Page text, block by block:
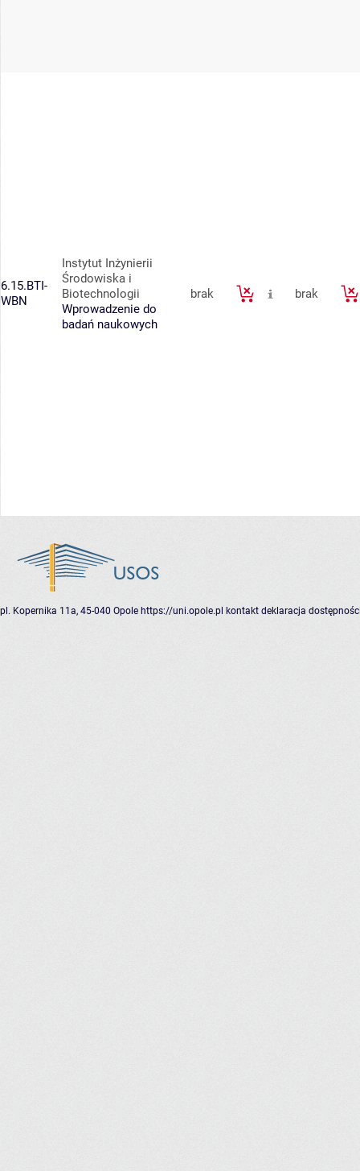
6.15.BTI-
WBN
Instytut Inżynierii
Środowiska i
Biotechnologii
Wprowadzenie do
badań naukowych
brak brak
pl. Kopernika 11a, 45-040 Opole https://uni.opole.pl kontakt deklaracja